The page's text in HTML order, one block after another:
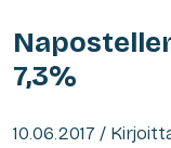
7,3%
10.06.2017 /